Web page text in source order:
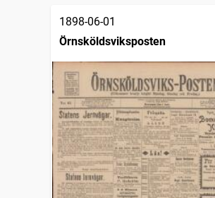
1898-06-01
Örnsköldsviksposten